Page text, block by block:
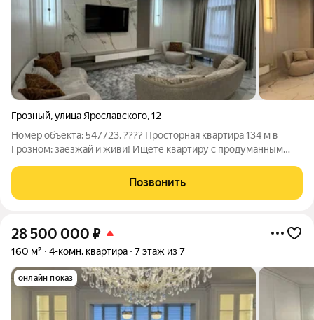
Грозный,улица Ярославского,12
Номер объекта: 547723. ???? Просторная квартира 134 м в
Грозном: заезжай и живи! Ищете квартиру с продуманным
вариант, где уже всё готово для комфортной жизни. Основные
характеристики: площадь
Позвонить
28 500 000 ₽
160 м² 4-комн. квартира 7 этаж из 7
онлайн показ